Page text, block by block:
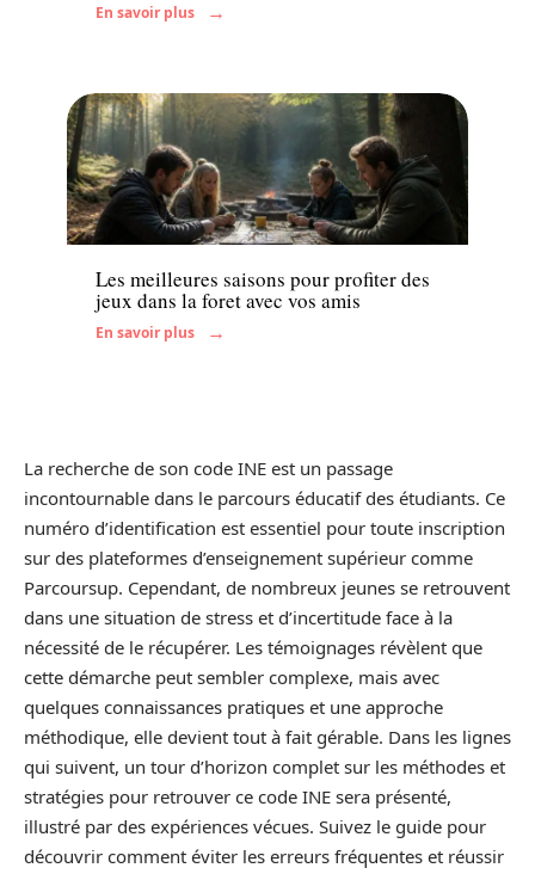
En savoir plus
Famille
Les meilleures saisons pour profiter des
jeux dans la foret avec vos amis
En savoir plus
La recherche de son code INE est un passage
incontournable dans le parcours éducatif des étudiants. Ce
numéro d’identification est essentiel pour toute inscription
sur des plateformes d’enseignement supérieur comme
Parcoursup. Cependant, de nombreux jeunes se retrouvent
dans une situation de stress et d’incertitude face à la
nécessité de le récupérer. Les témoignages révèlent que
cette démarche peut sembler complexe, mais avec
quelques connaissances pratiques et une approche
méthodique, elle devient tout à fait gérable. Dans les lignes
qui suivent, un tour d’horizon complet sur les méthodes et
stratégies pour retrouver ce code INE sera présenté,
illustré par des expériences vécues. Suivez le guide pour
découvrir comment éviter les erreurs fréquentes et réussir